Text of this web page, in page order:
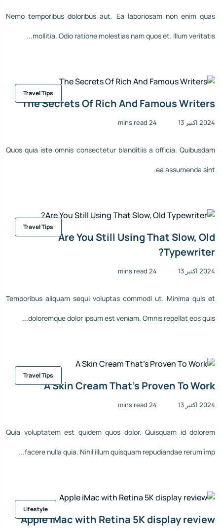
Nemo temporibus doloribus aut. Ea laboriosam non enim quas
mollitia. Odio ratione molestias nam quos et. Illum veritatis...
Travel Tips
The Secrets Of Rich And Famous Writers
2024 اکتبر 13 24 mins read
Quos quia iste omnis consectetur blanditiis a officia. Quibusdam
ea assumenda sint.
Travel Tips
Are You Still Using That Slow, Old
Typewriter?
2024 اکتبر 13 24 mins read
Temporibus aliquam sequi voluptas commodi ut. Minima quis et
doloremque dolor ipsum est veniam. Omnis repellat eos quis...
Travel Tips
A Skin Cream That’s Proven To Work
2024 اکتبر 13 24 mins read
Quia voluptatem est quidem quos dolor. Quisquam id dolorem
facere nulla quia. Nihil illum quisquam repudiandae rerum imp...
Lifestyle
Apple iMac with Retina 5K display review